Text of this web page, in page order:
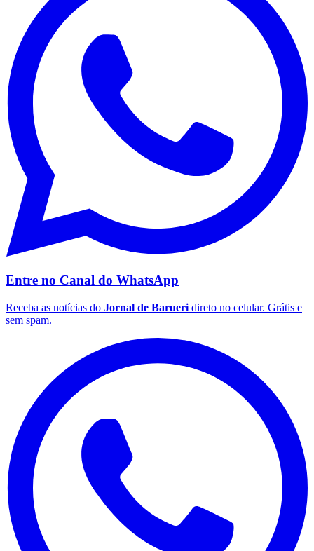
Botafogo
Grêmio
Entre no Canal do WhatsApp
Receba as notícias do Jornal de Barueri direto no celular. Grátis e
sem spam.